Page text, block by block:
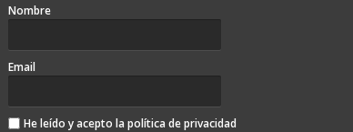
Nombre
Email
He leído y acepto la política de privacidad